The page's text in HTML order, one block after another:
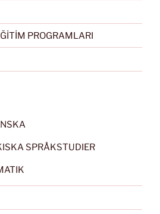
PROGRAMLARI
SPRÅKSTUDIER